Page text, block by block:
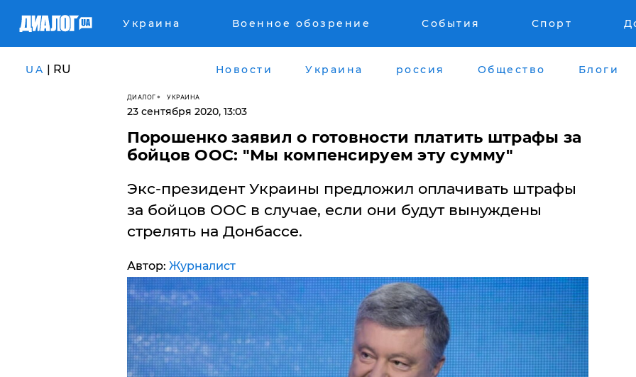
Украина Военное обозрение События Спорт
UA | RU Новости Украина россия Общество Блоги
ДИАЛОГ УКРАИНА
23 сентября 2020, 13:03
Порошенко заявил о готовности платить штрафы за
бойцов ООС: "Мы компенсируем эту сумму"
Экс-президент Украины предложил оплачивать штрафы
за бойцов ООС в случае, если они будут вынуждены
стрелять на Донбассе.
Автор: Журналист